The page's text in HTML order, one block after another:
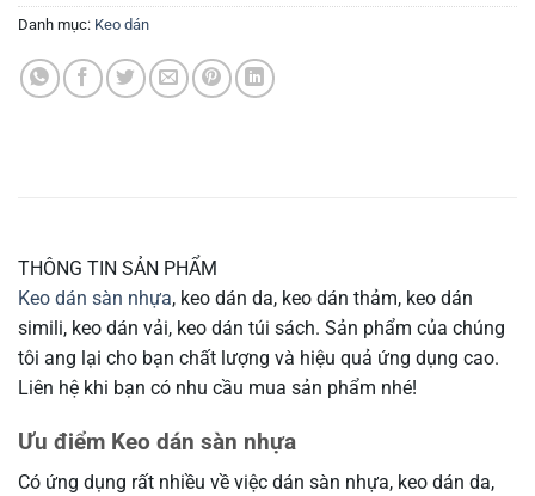
Danh mục: Keo dán
THÔNG TIN SẢN PHẨM
Keo dán sàn nhựa, keo dán da, keo dán thảm, keo dán
simili, keo dán vải, keo dán túi sách. Sản phẩm của chúng
tôi ang lại cho bạn chất lượng và hiệu quả ứng dụng cao.
Liên hệ khi bạn có nhu cầu mua sản phẩm nhé!
Ưu điểm Keo dán sàn nhựa
Có ứng dụng rất nhiều về việc dán sàn nhựa, keo dán da,